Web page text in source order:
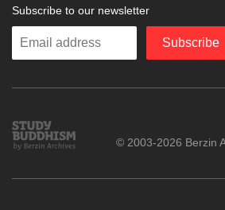
Subscribe to our newsletter
Enter
Subscribe
Study
Buddhism
© 2003-2026 Berzin